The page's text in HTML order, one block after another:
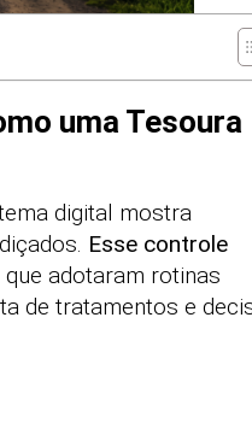
uma Tesoura
digital mostra
Esse controle
adotaram rotinas
de tratamentos e